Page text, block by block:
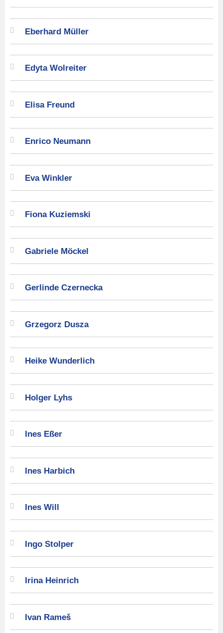
Eberhard Müller
Edyta Wolreiter
Elisa Freund
Enrico Neumann
Eva Winkler
Fiona Kuziemski
Gabriele Möckel
Gerlinde Czernecka
Grzegorz Dusza
Heike Wunderlich
Holger Lyhs
Ines Eßer
Ines Harbich
Ines Will
Ingo Stolper
Irina Heinrich
Ivan Rameš